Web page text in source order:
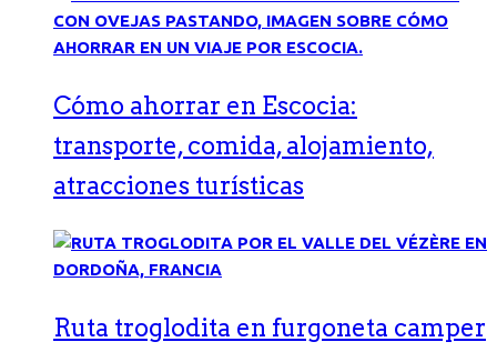
Cómo ahorrar en Escocia:
transporte, comida, alojamiento,
atracciones turísticas
Ruta troglodita en furgoneta camper